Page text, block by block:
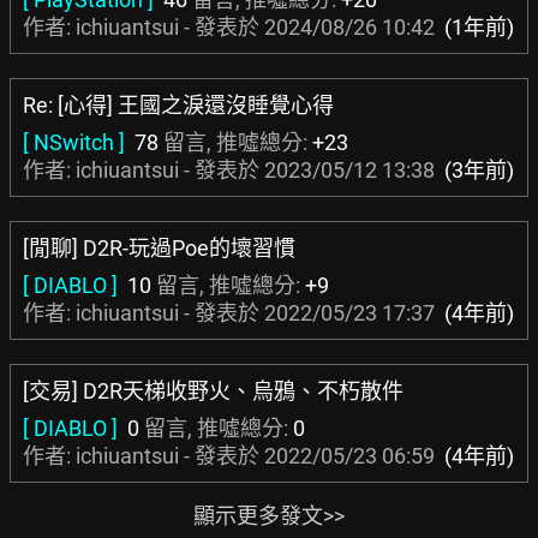
作者: ichiuantsui - 發表於 2024/08/26 10:42 (1年前)
Re: [心得] 王國之淚還沒睡覺心得
[ NSwitch ] 78 留言, 推噓總分: +23
作者: ichiuantsui - 發表於 2023/05/12 13:38 (3年前)
[閒聊] D2R-玩過Poe的壞習慣
[ DIABLO ] 10 留言, 推噓總分: +9
作者: ichiuantsui - 發表於 2022/05/23 17:37 (4年前)
[交易] D2R天梯收野火、烏鴉、不朽散件
[ DIABLO ] 0 留言, 推噓總分: 0
作者: ichiuantsui - 發表於 2022/05/23 06:59 (4年前)
顯示更多發文>>